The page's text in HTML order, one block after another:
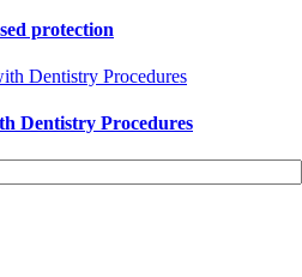
protection
Dentistry Procedures